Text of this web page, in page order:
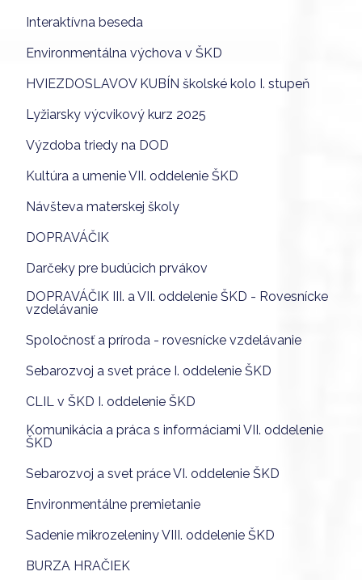
Interaktívna beseda
Environmentálna výchova v ŠKD
HVIEZDOSLAVOV KUBÍN školské kolo I. stupeň
Lyžiarsky výcvikový kurz 2025
Výzdoba triedy na DOD
Kultúra a umenie VII. oddelenie ŠKD
Návšteva materskej školy
DOPRAVÁČIK
Darčeky pre budúcich prvákov
DOPRAVÁČIK III. a VII. oddelenie ŠKD - Rovesnícke
vzdelávanie
Spoločnosť a príroda - rovesnícke vzdelávanie
Sebarozvoj a svet práce I. oddelenie ŠKD
CLIL v ŠKD I. oddelenie ŠKD
Komunikácia a práca s informáciami VII. oddelenie
ŠKD
Sebarozvoj a svet práce VI. oddelenie ŠKD
Environmentálne premietanie
Sadenie mikrozeleniny VIII. oddelenie ŠKD
BURZA HRAČIEK